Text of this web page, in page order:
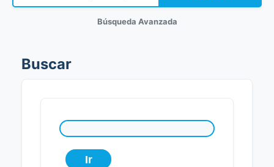
Búsqueda Avanzada
Buscar